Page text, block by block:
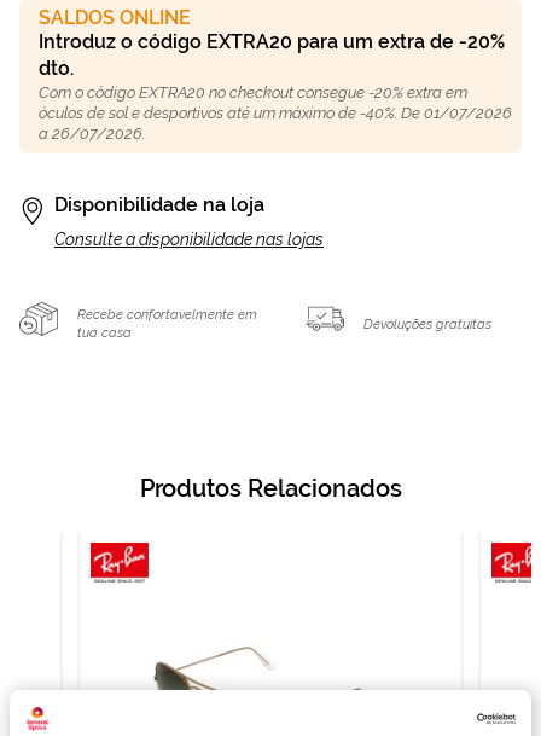
SALDOS ONLINE
Introduz o código EXTRA20 para um extra de -20%
dto.
Com o código EXTRA20 no checkout consegue -20% extra em
óculos de sol e desportivos até um máximo de -40%. De 01/07/2026
a 26/07/2026.
Disponibilidade na loja
Consulte a disponibilidade nas lojas
Recebe confortavelmente em
tua casa
Devoluções gratuitas
Produtos Relacionados